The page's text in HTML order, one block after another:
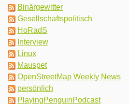
Binärgewitter
Gesellschaftspolitisch
HoRadS
Interview
Linux
Mauspet
OpenStreetMap Weekly News
persönlich
PlayingPenguinPodcast